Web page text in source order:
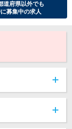
道府県以外でも
募集中の求人